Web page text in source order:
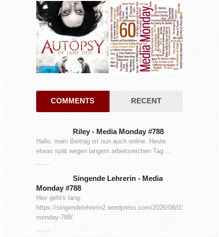
COMMENTS RECENT
Riley - Media Monday #788
Hallo, mein Beitrag ist nun auch online. Heute
etwas spät wegen langem arbeitsreichen Tag ...
Singende Lehrerin - Media
Monday #788
Hier geht's lang:
https://singendelehrerin2.wordpress.com/2026/08/03/media-
monday-788/